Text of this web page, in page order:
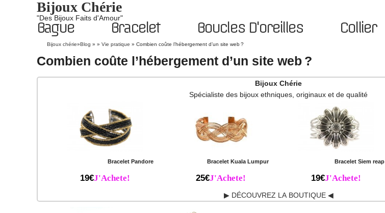
Bijoux Chérie
"Des Bijoux Faits d'Amour"
Bague Bracelet Boucles D'oreilles Collier
Bijoux chérie»Blog » » Vie pratique » Combien coûte l’hébergement d’un site web ?
Combien coûte l’hébergement d’un site web ?
Bijoux Chérie
Spécialiste des bijoux ethniques, originaux et de qualité
Bracelet Pandore
19€J'Achete!
Bracelet Kuala Lumpur
25€J'Achete!
Bracelet Siem reap
19€J'Achete!
▶ DÉCOUVREZ LA BOUTIQUE ◀